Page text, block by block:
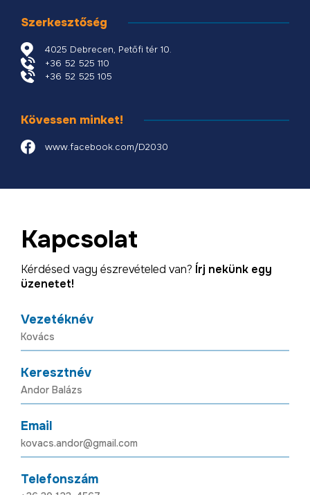
Szerkesztőség
4025 Debrecen, Petőfi tér 10.
+36 52 525 110
+36 52 525 105
Kövessen minket!
www.facebook.com/D2030
Kapcsolat
Kérdésed vagy észrevételed van? Írj nekünk egy
üzenetet!
Vezetéknév
Keresztnév
Email
Telefonszám